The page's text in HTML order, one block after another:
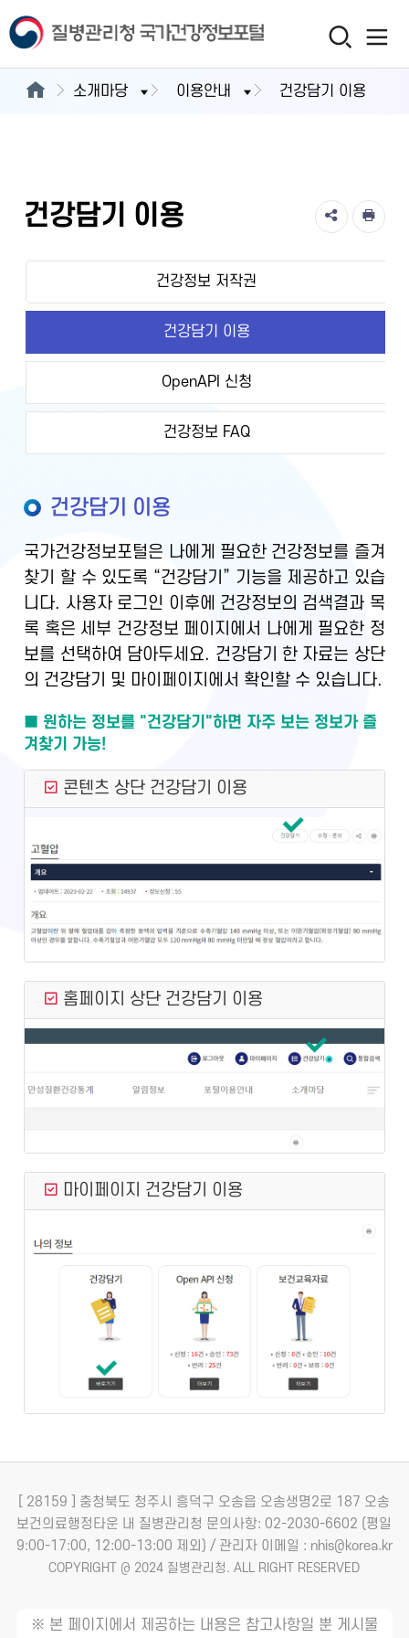
소개마당 이용안내 건강담기 이용
건강담기 이용
건강정보 저작권
건강담기 이용
OpenAPI 신청
건강정보 FAQ
건강담기 이용
국가건강정보포털은 나에게 필요한 건강정보를 즐겨
찾기 할 수 있도록 “건강담기” 기능을 제공하고 있습
니다. 사용자 로그인 이후에 건강정보의 검색결과 목
록 혹은 세부 건강정보 페이지에서 나에게 필요한 정
보를 선택하여 담아두세요. 건강담기 한 자료는 상단
의 건강담기 및 마이페이지에서 확인할 수 있습니다.
■ 원하는 정보를 "건강담기"하면 자주 보는 정보가 즐
겨찾기 가능!
콘텐츠 상단 건강담기 이용
홈페이지 상단 건강담기 이용
마이페이지 건강담기 이용
[ 28159 ] 충청북도 청주시 흥덕구 오송읍 오송생명2로 187 오송
보건의료행정타운 내 질병관리청 문의사항: 02-2030-6602 (평일
9:00-17:00, 12:00-13:00 제외) / 관리자 이메일 : nhis@korea.kr
COPYRIGHT @ 2024 질병관리청. ALL RIGHT RESERVED
※ 본 페이지에서 제공하는 내용은 참고사항일 뿐 게시물